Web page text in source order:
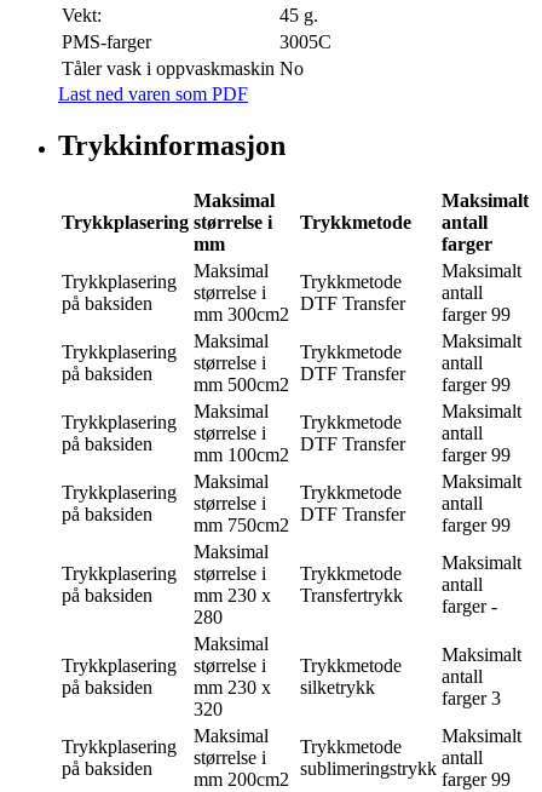
Vekt:
45 g.
PMS-farger
3005C
Tåler vask i oppvaskmaskin No
Last ned varen som PDF
Trykkinformasjon
Trykkplasering
Maksimal
størrelse i
mm
Trykkmetode
Maksimalt
antall
farger
Trykkplasering
på baksiden
Maksimal
størrelse i
mm 300cm2
Trykkmetode
DTF Transfer
Maksimalt
antall
farger 99
Trykkplasering
på baksiden
Maksimal
størrelse i
mm 500cm2
Trykkmetode
DTF Transfer
Maksimalt
antall
farger 99
Trykkplasering
på baksiden
Maksimal
størrelse i
mm 100cm2
Trykkmetode
DTF Transfer
Maksimalt
antall
farger 99
Trykkplasering
på baksiden
Maksimal
størrelse i
mm 750cm2
Trykkmetode
DTF Transfer
Maksimalt
antall
farger 99
Trykkplasering
på baksiden
Maksimal
størrelse i
mm 230 x
280
Trykkmetode
Transfertrykk
Maksimalt
antall
farger -
Trykkplasering
på baksiden
Maksimal
størrelse i
mm 230 x
320
Trykkmetode
silketrykk
Maksimalt
antall
farger 3
Trykkplasering
på baksiden
Maksimal
størrelse i
mm 200cm2
Trykkmetode
sublimeringstrykk
Maksimalt
antall
farger 99